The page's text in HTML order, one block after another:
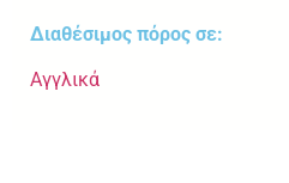
Διαθέσιμος πόρος σε:
Αγγλικά